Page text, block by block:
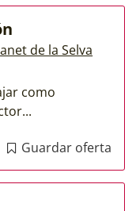
de la Selva
como
Guardar oferta